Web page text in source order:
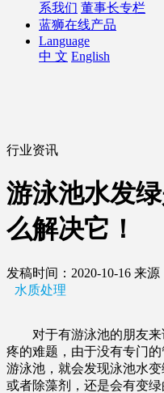
系我们 董事长专栏
蓝狮在线产品
Language
中 文 English
行业资讯
游泳池水发
么解决它！
发稿时间：2020-10-16 来源
水质处理
对于有游泳池的朋友来
疼的难题，由于没有专门
游泳池，就会发现泳池水
或者除藻剂，还是会有变